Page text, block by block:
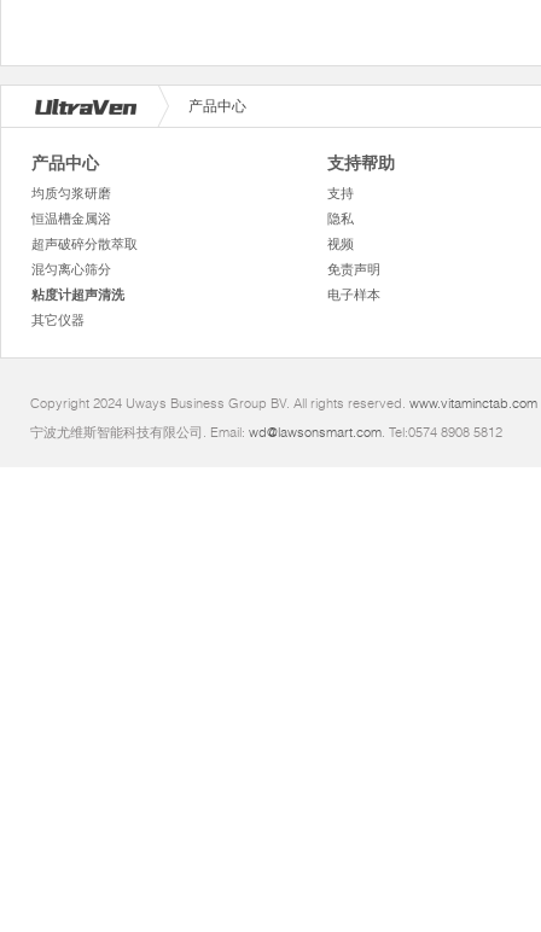
产品中心
产品中心
均质匀浆研磨
恒温槽金属浴
超声破碎分散萃取
混匀离心筛分
粘度计超声清洗
其它仪器
支持帮助
支持
隐私
视频
免责声明
电子样本
Copyright 2024 Uways Business Group BV. All rights reserved. www.vitaminctab.com
宁波尤维斯智能科技有限公司. Email: wd@lawsonsmart.com. Tel:0574 8908 5812